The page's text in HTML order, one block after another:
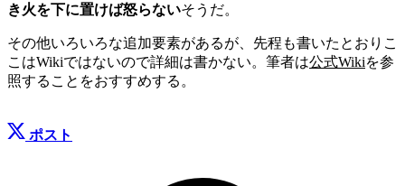
き火を下に置けば怒らないそうだ。
その他いろいろな追加要素があるが、先程も書いたとおりこ
こはWikiではないので詳細は書かない。筆者は公式Wikiを参
照することをおすすめする。
ポスト